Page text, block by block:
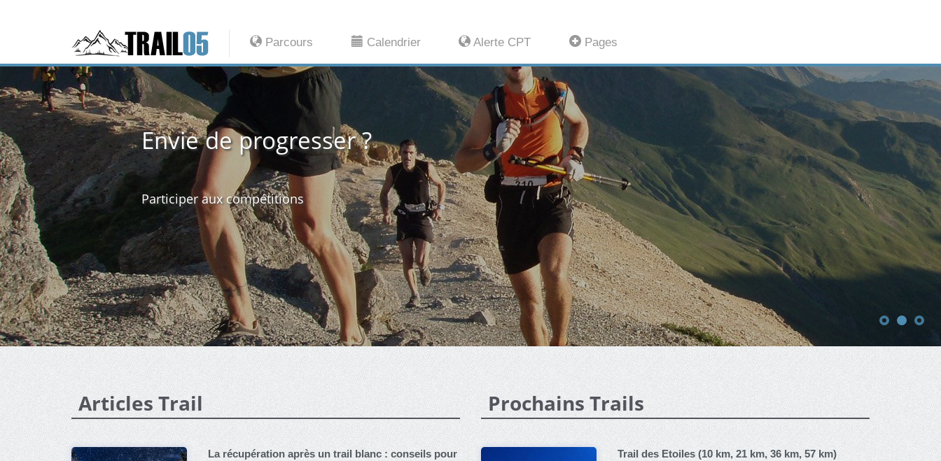
Parcours Calendrier Alerte CPT Pages
Et le stress et le bien-être ?
Suivez les conseils de notre conseillère Mieux-être
Articles Trail
La récupération après un trail blanc : conseils pour
Prochains Trails
Trail des Etoiles (10 km, 21 km, 36 km, 57 km)